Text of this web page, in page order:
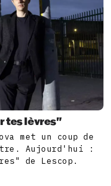
tes lèvres"
met un coup de
Aujourd'hui :
de Lescop.